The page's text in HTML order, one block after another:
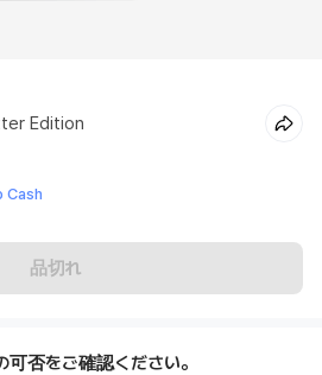
Edition
Cash
品切れ
否をご確認ください。